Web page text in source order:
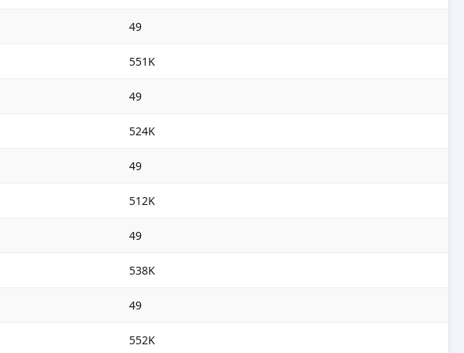
49
551K
49
524K
49
512K
49
538K
49
552K